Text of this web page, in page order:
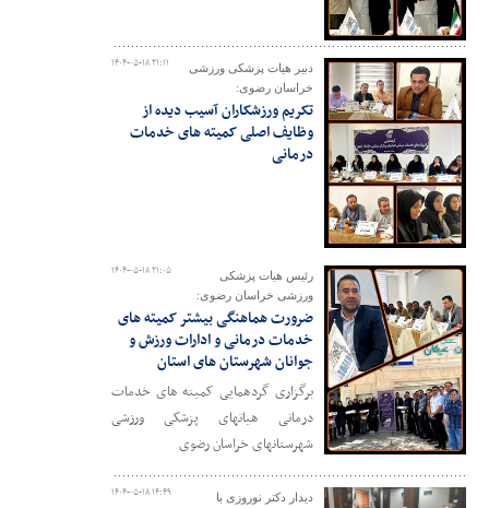
۱۴۰۴-۰۵-۱۸ ۲۱:۱۱
دبیر هیات پزشکی ورزشی
خراسان رضوی:
تکریم ورزشکاران آسیب دیده از
وظایف اصلی کمیته های خدمات
درمانی
۱۴۰۴-۰۵-۱۸ ۲۱:۰۵
رئیس هیات پزشکی
ورزشی خراسان رضوی:
ضرورت هماهنگی بیشتر کمیته های
خدمات درمانی و ادارات ورزش و
جوانان شهرستان های استان
برگزاری گردهمایی کمیته های خدمات
درمانی هیاتهای پزشکی ورزشی
شهرستانهای خراسان رضوی
۱۴۰۴-۰۵-۱۸ ۱۴:۴۹
دیدار دکتر نوروزی با